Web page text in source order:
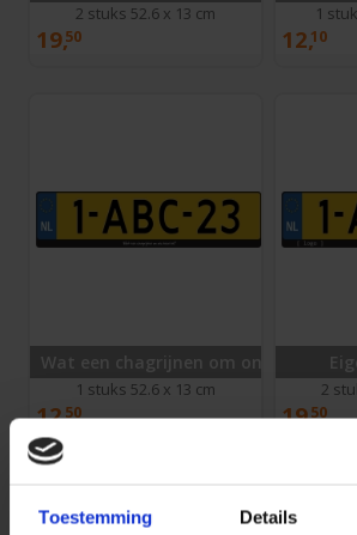
Toestemming Details
2 stuks 52.6 x 13 cm
19,50
1
12,10
Wat een chagrijnen om ons heen he?
1 stuks 52.6 x 13 cm
12,50
2
19,50